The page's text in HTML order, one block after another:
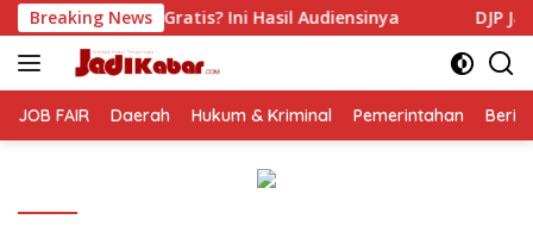
Langsung
ke
konten
Breaking News
Ini Hasil Audiensinya DJP Jawa Timur Gandeng
JOB FAIR Daerah Hukum & Kriminal Pemerintahan